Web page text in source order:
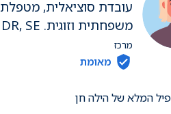
עובדת סוציאלית, מטפלת
משפחתית וזוגית. EMDR, SE
מרכז
מאומת
המלא של הילה חן